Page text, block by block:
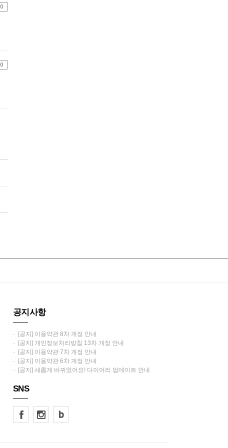
0
0
공지사항
· [공지] 이용약관 8차 개정 안내
· [공지] 개인정보처리방침 13차 개정 안내
· [공지] 이용약관 7차 개정 안내
· [공지] 이용약관 6차 개정 안내
· [공지] 새롭게 바뀌었어요! 다이어리 업데이트 안내
SNS